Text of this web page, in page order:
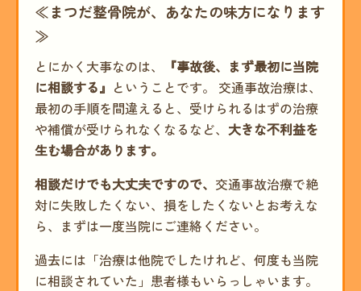
≪まつだ整骨院が、あなたの味方になります
≫
とにかく大事なのは、
『事故後、まず最初に当院
に相談する』 ということです。 交通事故治療は、
最初の手順を間違えると、受けられるはずの治療
や補償が受けられなくなるなど、 大きな不利益を
生む場合があります。
相談だけでも大丈夫ですので、 交通事故治療で絶
対に失敗したくない、損をしたくないとお考えな
ら、まずは一度当院にご連絡ください。
過去には「治療は他院でしたけれど、何度も当院
に相談されていた」患者様もいらっしゃいます。